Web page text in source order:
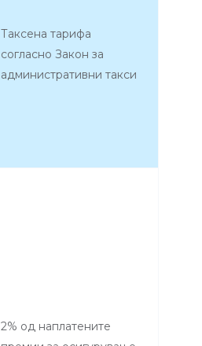
Таксена тарифа
согласно Закон за
административни такси
2% од наплатените